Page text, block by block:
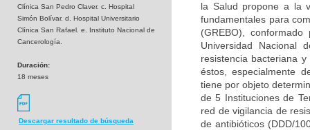
Clínica San Pedro Claver. c. Hospital
Simón Bolívar. d. Hospital Universitario
Clínica San Rafael. e. Instituto Nacional de
Cancerología.
Duración:
18 meses
Descargar resultado de búsqueda
la Salud propone a la
fundamentales para
(GREBO),
Universidad Nacional
resistencia bacteriana
éstos, especialmente
tiene por objeto
de 5 Instituciones de
red de vigilancia de
de antibióticos (DDD/